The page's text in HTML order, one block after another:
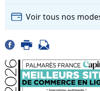
Voir tous nos